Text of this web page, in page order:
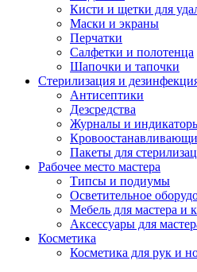
Кисти и щетки для
Маски и экраны
Перчатки
Салфетки и полотенца
Шапочки и тапочки
Стерилизация и
Антисептики
Дезсредства
Журналы и
Пакеты для
Рабочее место мастера
Типсы и подиумы
Осветительное
Мебель для мастера и
Аксессуары для
Косметика
Косметика для рук и